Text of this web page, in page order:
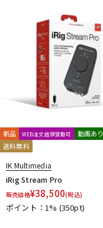
新品 WEB注文店頭受取可
動画あり
送料無料
IK Multimedia
iRig Stream Pro
販売価格¥38,500(税込)
ポイント：1% (350pt)